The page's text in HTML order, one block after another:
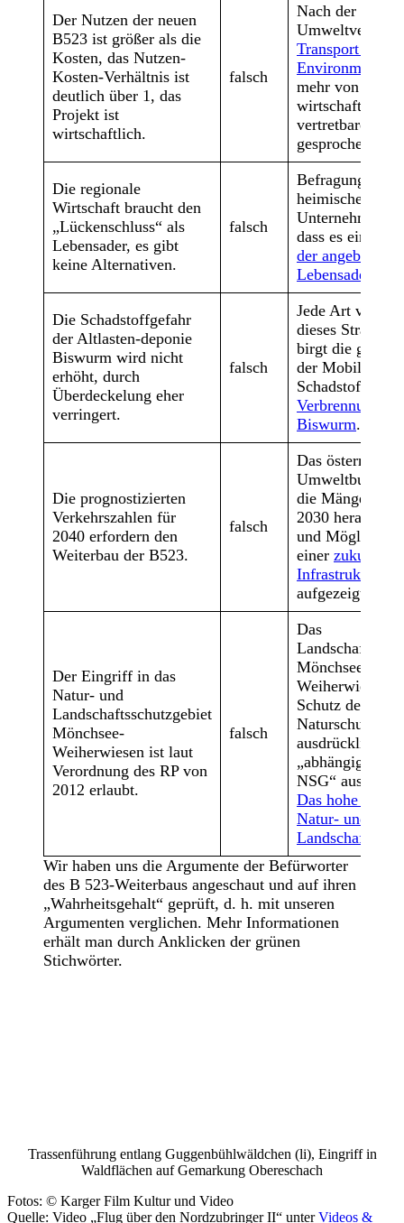
Der Nutzen der neuen
B523 ist größer als die
Kosten, das Nutzen-
Kosten-Verhältnis ist
deutlich über 1, das
Projekt ist
wirtschaftlich.
falsch
Nach der
Transport &
Environment
mehr von einem
wirtschaftlich
vertretbaren
gesprochen
Die regionale
Wirtschaft braucht den
„Lückenschluss“ als
Lebensader, es gibt
keine Alternativen.
falsch
Befragungen
heimischen
Unternehmen
dass es eine
der angeblichen
Lebensader
Die Schadstoffgefahr
der Altlasten-deponie
Biswurm wird nicht
erhöht, durch
Überdeckelung eher
verringert.
falsch
Jede Art von
dieses
birgt die große
der
Schadstoffe
Biswurm.
Die prognostizierten
Verkehrszahlen für
2040 erfordern den
Weiterbau der B523.
falsch
Das
die Mängel des
2030
und
einer
aufgezeigt.
Der Eingriff in das
Natur- und
Landschaftsschutzgebiet
Mönchsee-
Weiherwiesen ist laut
Verordnung des RP von
2012 erlaubt.
falsch
Das
Mönchsee-
Weiherwiesen
Schutz des
ausdrücklich als
„abhängiges
NSG“
Das hohe Lied
Natur- und
Wir haben uns die Argumente der Befürworter
des B 523-Weiterbaus angeschaut und auf ihren
„Wahrheitsgehalt“ geprüft, d. h. mit unseren
Argumenten verglichen. Mehr Informationen
erhält man durch Anklicken der grünen
Stichwörter.
Trassenführung entlang Guggenbühlwäldchen (li), Eingriff in
Waldflächen auf Gemarkung Obereschach
Fotos: © Karger Film Kultur und Video
Quelle: Video „Flug über den Nordzubringer II“ unterVideos &